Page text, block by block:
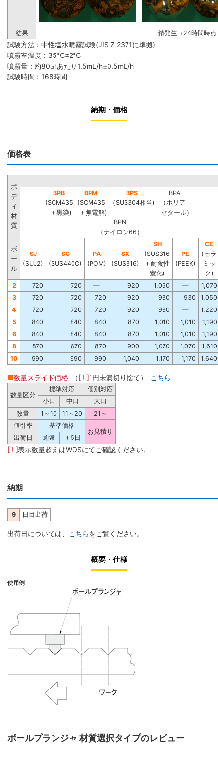
結果 錆発生（24時間時点
試験方法：中性塩水噴霧試験(JIS Z 2371に準拠)
噴霧室温度：35℃±2℃
噴霧量：約80㎠あたり1.5mL/h±0.5mL/h
試験時間：168時間
納期・価格
価格表
ボ
デ
ィ
材
質
BPB
(SCM435
＋黒染)
BPM
(SCM435
＋無電解)
BPS
（SUS304相当)
BPA
（ポリア
セタール）
BPN
（ナイロン66）
ボ
ー
ル
SJ
(SUJ2)
SC
(SUS440C)
PA
(POM)
SX
(SUS316)
SH
(SUS316
＋耐食性
窒化)
PE
(PEEK)
CE
(セラ
ミッ
ク)
2
720 720 ― 920 1,060 ―
1,070
3
720 720 720 920 930 930
1,050
4
720 720 720 920 930 ―
1,220
5
840 840 840 870 1,010 1,010
1,190
6
840 840 840 870 1,010 1,010
1,190
8
870 870 870 900 1,070 1,070
1,610
10
990 990 990 1,040 1,170 1,170 1,640
■数量スライド価格 （[ ! ]1円未満切り捨て） こちら
数量区分
標準対応
個別対応
小口
中口
大口
数量
1～10 11～20
21～
値引率
基準価格
お見積り
出荷日
通常 ＋5日
[ ! ]表示数量超えはWOSにてご確認ください。
納期
9 日目出荷
出荷日については、 こちらをご覧ください。
概要・仕様
使用例
ボールプランジャ 材質選択タイプのレビュー